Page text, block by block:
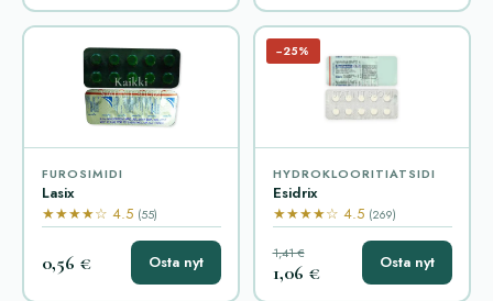
FUROSIMIDI
Lasix
★★★★☆ 4.5 (55)
0,56 € Osta nyt
−25%
HYDROKLOORITIATSIDI
Esidrix
★★★★☆ 4.5 (269)
1,41 €
1,06 € Osta nyt